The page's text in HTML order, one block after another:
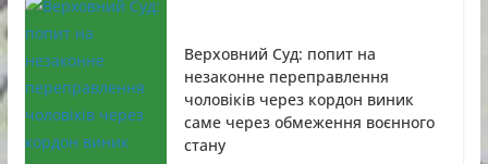
Верховний Суд: попит на
незаконне переправлення
чоловіків через кордон виник
саме через обмеження воєнного
стану